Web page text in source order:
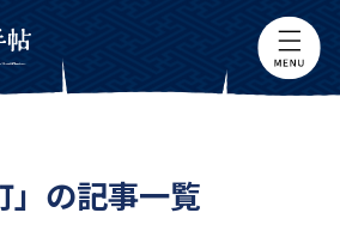
」の記事一覧